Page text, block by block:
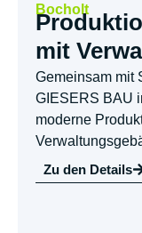
Bocholt
mit
Gemeinsam mit
GIESERS BAU
moderne
Zu den Details